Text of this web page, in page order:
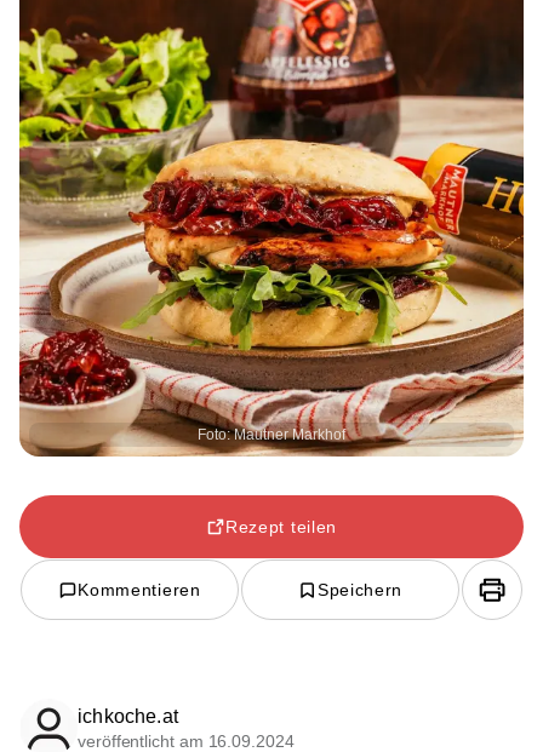
Foto: Mautner Markhof
Rezept teilen
Kommentieren Speichern
ichkoche.at
veröffentlicht am 16.09.2024